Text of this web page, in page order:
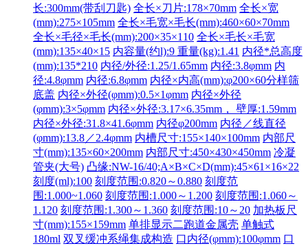
长:300mm(带刮刀匙) 全长×刀片:178×70mm 全长×宽
(mm):275×105mm 全长×毛宽×毛长(mm):460×60×70mm
全长×毛径×毛长(mm):200×35×110 全长×毛长×毛宽
(mm):135×40×15 内容量(约l):9 重量(kg):1.41 内径*总高度
(mm):135*210 内径/外径:1.25/1.65mm 内径:3.8φmm 内
径:4.8φmm 内径:6.8φmm 内径×内高(mm):φ200×60分样筛
底盖 内径×外径(φmm):0.5×1φmm 内径×外径
(φmm):3×5φmm 内径×外径:3.17×6.35mm， 壁厚:1.59mm
内径×外径:31.8×41.6φmm 内径φ200mm 内径／线直径
(φmm):13.8／2.4φmm 内槽尺寸:155×140×100mm 内部尺
寸(mm):135×60×200mm 内部尺寸:450×430×450mm 冷凝
管夹(大号) 凸缘:NW-16/40;A×B×C×D(mm):45×61×16×22
刻度(ml):100 刻度范围:0.820～0.880 刻度范
围:1.000~1.060 刻度范围:1.000～1.200 刻度范围:1.060～
1.120 刻度范围:1.300～1.360 刻度范围:10～20 加热板尺
寸(mm):155×159mm 单排显示二跑道金属壳 单触式
180ml 双叉缓冲系绳集成构造 口内径(φmm):100φmm 口